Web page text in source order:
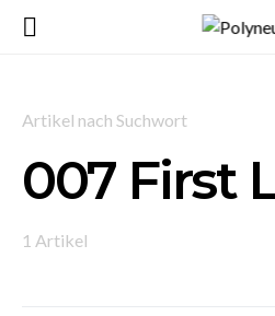
Artikel nach Suchwort
007 First
1 Artikel